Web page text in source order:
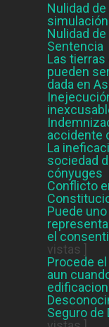
Nulidad
Nulidad
Sentencia
Las
pueden
dada en
accidente
La
sociedad
cónyuges
Conflicto
Puede
el
vistas ]
Procede
aun
Seguro de